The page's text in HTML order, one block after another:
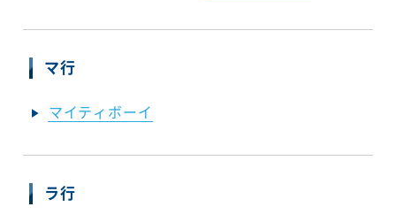
マ行
マイティボーイ
ラ行